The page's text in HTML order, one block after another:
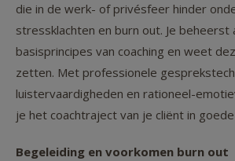
die in de werk- of privésfeer hinder
stressklachten en burn out. Je beheerst
basisprincipes van coaching en weet
zetten. Met professionele
luistervaardigheden en rationeel-
je het coachtraject van je cliënt in
Begeleiding en voorkomen burn out